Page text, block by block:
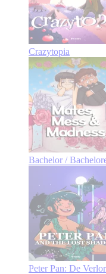
Crazytopia
Bachelor /
Peter Pan: De